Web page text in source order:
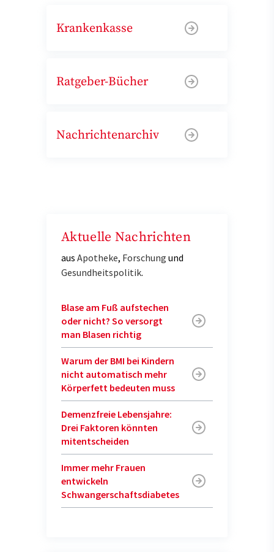
Krankenkasse
Ratgeber-Bücher
Nachrichtenarchiv
Aktuelle Nachrichten
aus Apotheke, Forschung und
Gesundheitspolitik.
Blase am Fuß aufstechen
oder nicht? So versorgt
man Blasen richtig
Warum der BMI bei Kindern
nicht automatisch mehr
Körperfett bedeuten muss
Demenzfreie Lebensjahre:
Drei Faktoren könnten
mitentscheiden
Immer mehr Frauen
entwickeln
Schwangerschaftsdiabetes